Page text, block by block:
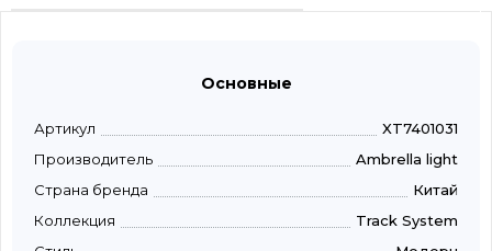
Основные
Артикул
XT7401031
Производитель
Ambrella light
Страна бренда
Китай
Коллекция
Track System